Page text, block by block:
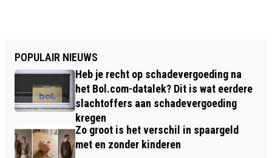
POPULAIR NIEUWS
Heb je recht op schadevergoeding na
het Bol.com-datalek? Dit is wat eerdere
slachtoffers aan schadevergoeding
kregen
Zo groot is het verschil in spaargeld
met en zonder kinderen